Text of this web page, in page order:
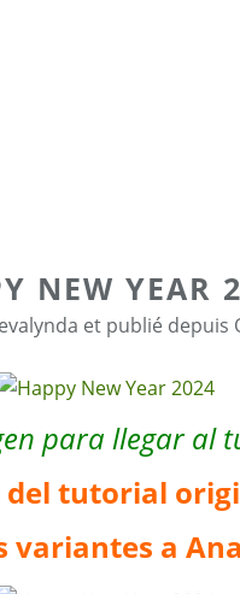
NEW YEAR
et publié depuis
para llegar al
tutorial
variantes a